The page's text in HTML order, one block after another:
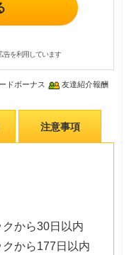
告を利用しています
ドボーナス 友達紹介報酬
注意事項
から30日以内
から177日以内